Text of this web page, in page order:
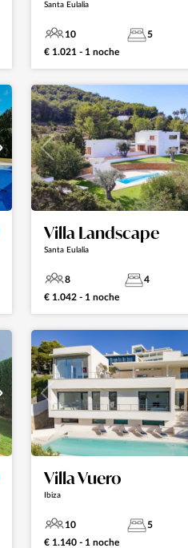
Santa Eulalia
10 5
€ 1.021 - 1 noche
Villa Landscape
Santa Eulalia
8 4
€ 1.042 - 1 noche
Villa Vuero
Ibiza
10 5
€ 1.140 - 1 noche